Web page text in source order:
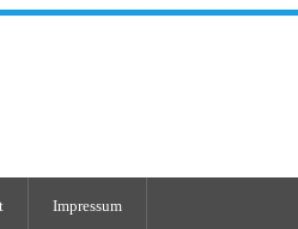
Impressum